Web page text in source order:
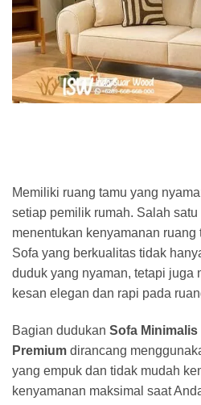
Memiliki ruang tamu yang
setiap pemilik rumah. Salah
menentukan kenyamanan ruang
Sofa yang berkualitas tidak
duduk yang nyaman, tetapi juga
kesan elegan dan rapi pada
Bagian dudukan Sofa Minimalis
Premium dirancang
yang empuk dan tidak mudah
kenyamanan maksimal saat